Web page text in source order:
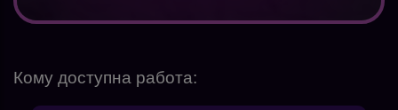
Кому доступна работа: